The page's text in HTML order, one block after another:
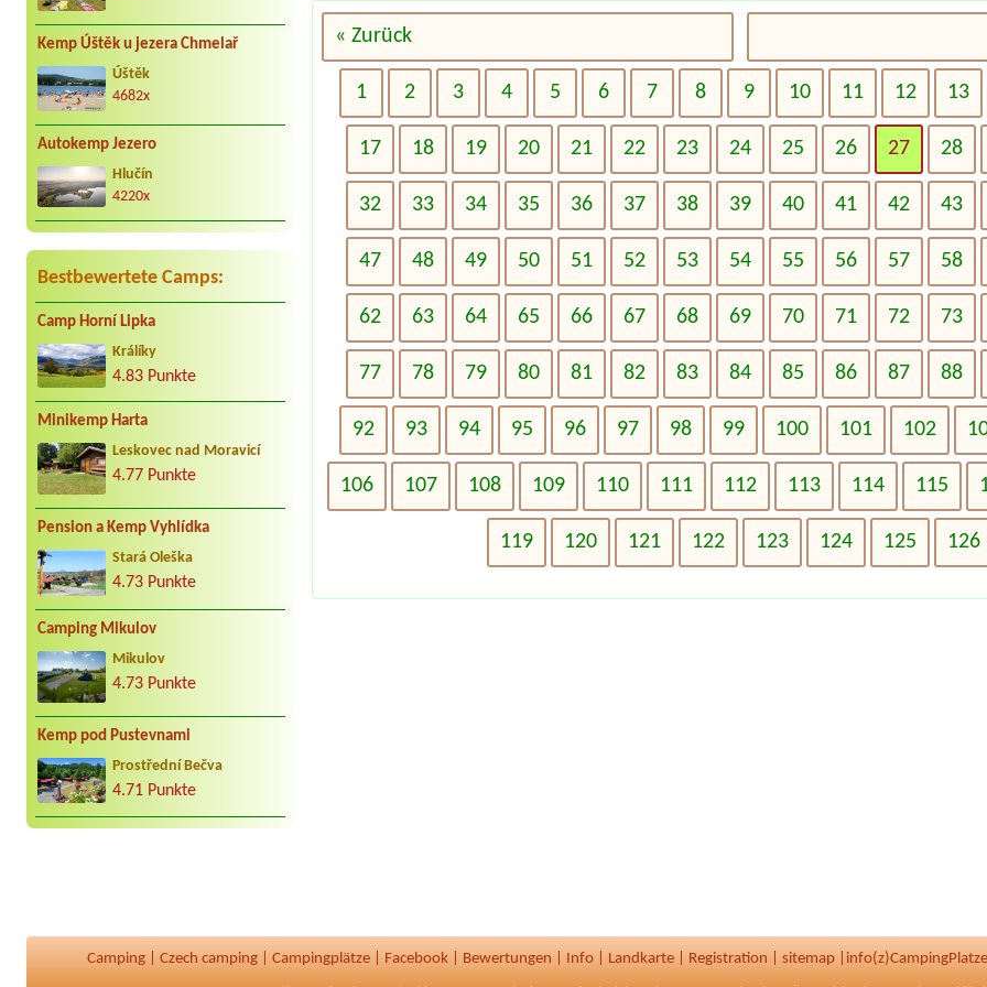
Kemp Úštěk u jezera Chmelař
Úštěk
4682x
Autokemp Jezero
Hlučín
4220x
Bestbewertete Camps:
Camp Horní Lipka
Králíky
4.83 Punkte
Minikemp Harta
Leskovec nad Moravicí
4.77 Punkte
Pension a Kemp Vyhlídka
Stará Oleška
4.73 Punkte
Camping Mikulov
Mikulov
4.73 Punkte
Kemp pod Pustevnami
Prostřední Bečva
4.71 Punkte
« Zurück
1 2 3 4 5 6 7 8 9 10 11 12 13
17 18 19 20 21 22 23 24 25 26 27 28
32 33 34 35 36 37 38 39 40 41 42 43
47 48 49 50 51 52 53 54 55 56 57 58
62 63 64 65 66 67 68 69 70 71 72 73
77 78 79 80 81 82 83 84 85 86 87 88
92 93 94 95 96 97 98 99 100 101 102
106 107 108 109 110 111 112 113 114 115
119 120 121 122 123 124 125 126
Camping Czech camping Campingplätze Facebook Bewertungen Info Landkarte Registration sitemap